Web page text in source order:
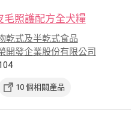
毛照護配方全犬糧
乾式及半乾式食品
開發企業股份有限公司
10 個相關產品